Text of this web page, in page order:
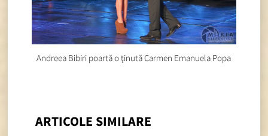
Andreea Bibiri poartă o ţinută Carmen Emanuela Popa
ARTICOLE SIMILARE